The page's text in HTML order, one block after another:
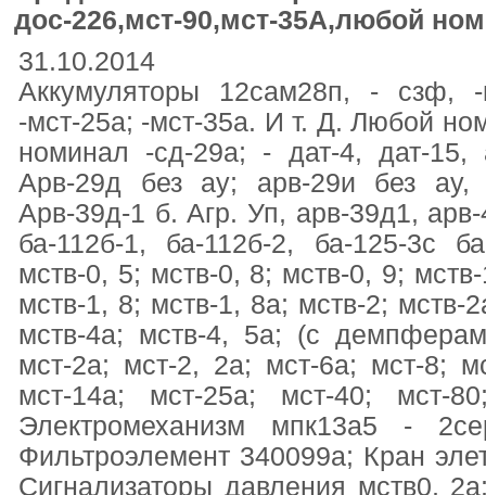
дос-226,мст-90,мст-35А,любой
31.10.2014
Аккумуляторы 12сам28п, - сзф,
-мст-25а; -мст-35а. И т. Д. Любой
номинал -сд-29а; - дат-4, дат-15,
Арв-29д без ау; арв-29и без
Арв-39д-1 б. Агр. Уп, арв-39д1,
ба-112б-1, ба-112б-2, ба-125-3с
мств-0, 5; мств-0, 8; мств-0, 9;
мств-1, 8; мств-1, 8а; мств-2; мств-
мств-4а; мств-4, 5а; (с
мст-2а; мст-2, 2а; мст-6а; мст-8;
мст-14а; мст-25а; мст-40; мст-
Электромеханизм мпк13а5 -
Фильтроэлемент 340099а; Кран
Сигнализаторы давления мств0,